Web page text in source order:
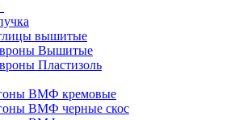
вышитые
Вышитые
Пластизоль
ВМФ кремовые
ВМФ черные скос